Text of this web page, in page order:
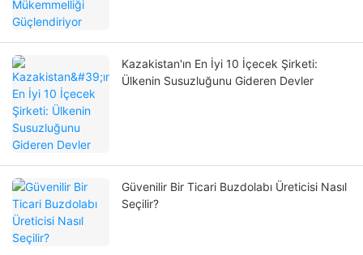
Kazakistan'ın En İyi 10 İçecek Şirketi:
Ülkenin Susuzluğunu Gideren Devler
Güvenilir Bir Ticari Buzdolabı Üreticisi Nasıl
Seçilir?